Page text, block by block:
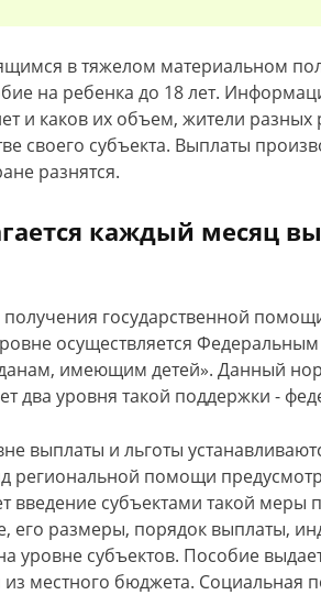
в тяжелом материальном
на ребенка до 18 лет.
и каков их объем, жители разных
своего субъекта. Выплаты
разнятся.
каждый месяц
государственной
осуществляется
имеющим детей». Данный
два уровня такой поддержки -
выплаты и льготы
региональной помощи
введение субъектами такой меры
его размеры, порядок выплаты,
уровне субъектов. Пособие
местного бюджета. Социальная